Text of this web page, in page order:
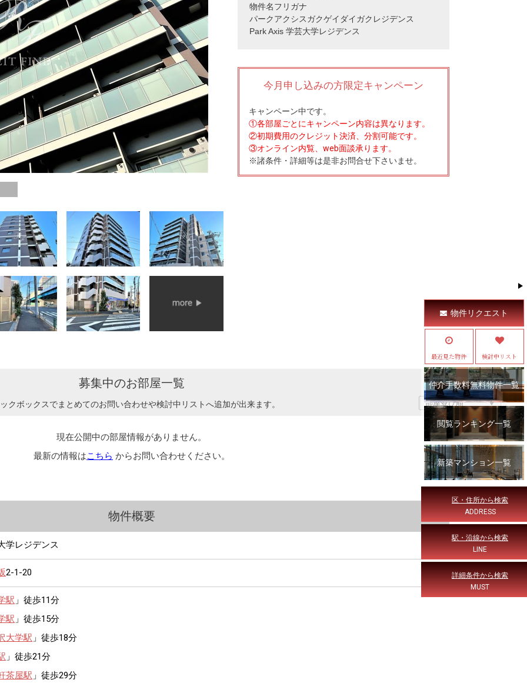
物件名フリガナ
パークアクシスガクゲイダイガクレジデンス
Park Axis 学芸大学レジデンス
今月申し込みの方限定キャンペーン
キャンペーン中です。
①各部屋ごとにキャンペーン内容は異なります。
②初期費用のクレジット決済、分割可能です。
③オンライン内覧、web面談承ります。
※諸条件・詳細等は是非お問合せ下さいませ。
募集中のお部屋一覧
クボックスでまとめてのお問い合わせや検討中リストへ追加が出来ます。
現在公開中の部屋情報がありません。
最新の情報はこちら からお問い合わせください。
物件概要
学レジデンス
2-1-20
駅 」徒歩11分
駅 」徒歩15分
大学駅 」徒歩18分
」徒歩21分
茶屋駅 」徒歩29分
物件リクエスト
最近見た物件 検討中リスト
仲介手数料無料物件一覧
閲覧ランキング一覧
新築マンション一覧
区・住所から検索
ADDRESS
駅・沿線から検索
LINE
詳細条件から検索
MUST